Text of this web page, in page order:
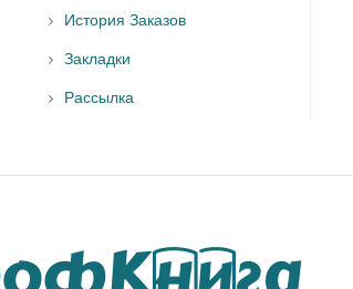
История Заказов
Закладки
Рассылка